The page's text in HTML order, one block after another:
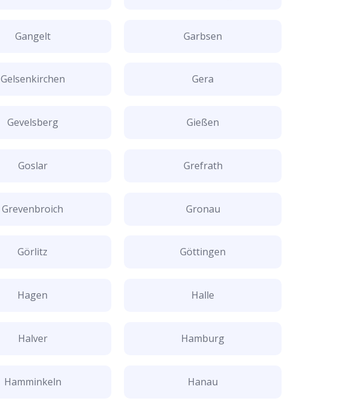
Gangelt Garbsen
Gelsenkirchen Gera
Gevelsberg Gießen
Goslar Grefrath
Grevenbroich Gronau
Görlitz Göttingen
Hagen Halle
Halver Hamburg
Hamminkeln Hanau